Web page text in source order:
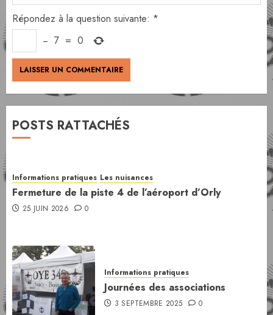
Répondez à la question suivante: *
− 7 = 0
POSTS RATTACHÉS
Informations pratiques Les nuisances
Fermeture de la piste 4 de l’aéroport d’Orly
25 JUIN 2026 0
Informations pratiques
Journées des associations
3 SEPTEMBRE 2025 0